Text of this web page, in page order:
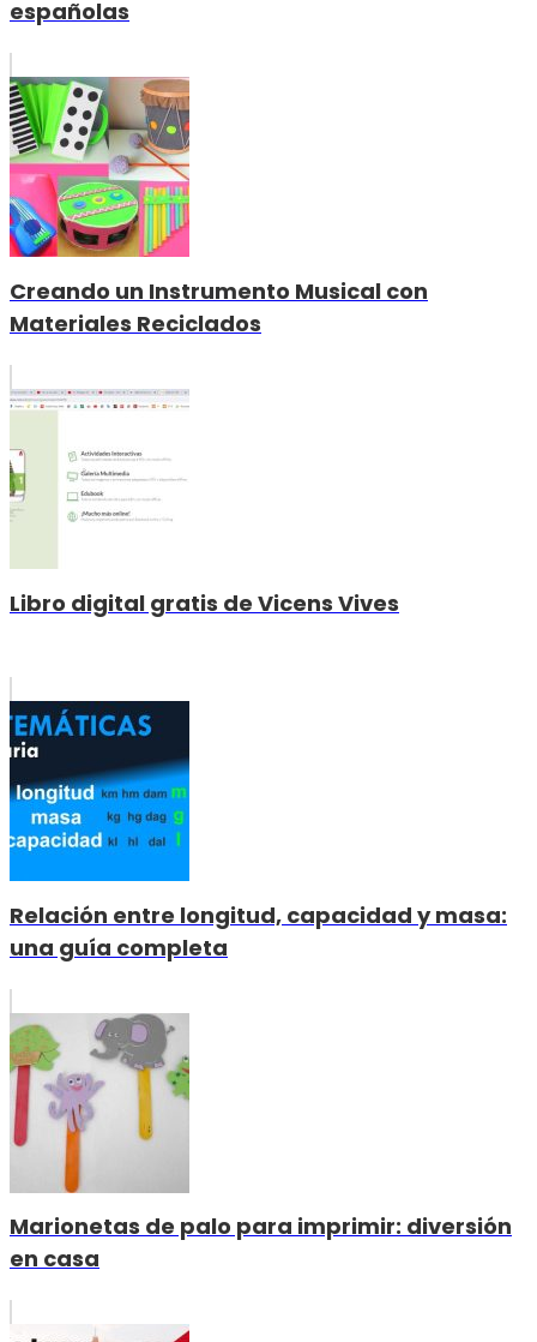
españolas
Creando un Instrumento Musical con
Materiales Reciclados
Libro digital gratis de Vicens Vives
Relación entre longitud, capacidad y masa:
una guía completa
Marionetas de palo para imprimir: diversión
en casa